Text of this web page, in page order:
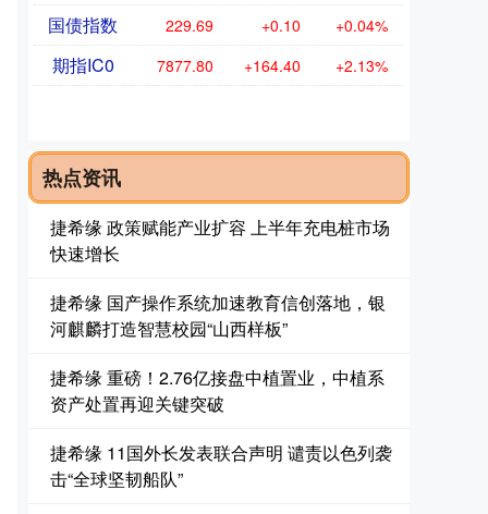
国债指数 229.69 +0.10 +0.04%
期指IC0 7877.80 +164.40 +2.13%
热点资讯
捷希缘 政策赋能产业扩容 上半年充电桩市场
快速增长
捷希缘 国产操作系统加速教育信创落地，银
河麒麟打造智慧校园“山西样板”
捷希缘 重磅！2.76亿接盘中植置业，中植系
资产处置再迎关键突破
捷希缘 11国外长发表联合声明 谴责以色列袭
击“全球坚韧船队”